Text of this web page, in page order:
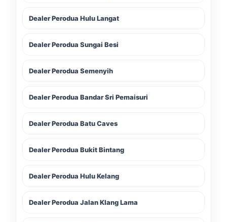
Dealer Perodua Hulu Langat
Dealer Perodua Sungai Besi
Dealer Perodua Semenyih
Dealer Perodua Bandar Sri Pemaisuri
Dealer Perodua Batu Caves
Dealer Perodua Bukit Bintang
Dealer Perodua Hulu Kelang
Dealer Perodua Jalan Klang Lama